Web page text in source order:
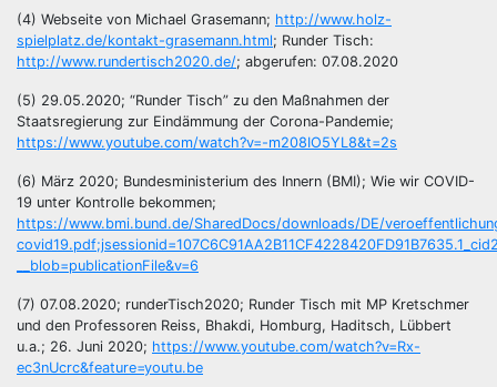
(4) Webseite von Michael Grasemann; http://www.holz-
spielplatz.de/kontakt-grasemann.html; Runder Tisch:
http://www.rundertisch2020.de/; abgerufen: 07.08.2020
(5) 29.05.2020; “Runder Tisch” zu den Maßnahmen der
Staatsregierung zur Eindämmung der Corona-Pandemie;
https://www.youtube.com/watch?v=-m208IO5YL8&t=2s
(6) März 2020; Bundesministerium des Innern (BMI); Wie wir COVID-
19 unter Kontrolle bekommen;
https://www.bmi.bund.de/SharedDocs/downloads/DE/
__blob=publicationFile&v=6
(7) 07.08.2020; runderTisch2020; Runder Tisch mit MP Kretschmer
und den Professoren Reiss, Bhakdi, Homburg, Haditsch, Lübbert
u.a.; 26. Juni 2020; https://www.youtube.com/watch?v=Rx-
ec3nUcrc&feature=youtu.be